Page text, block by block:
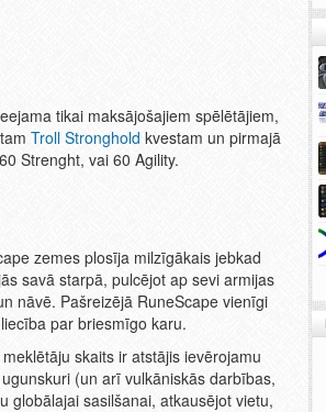
tikai maksājošajiem spēlētājiem,
Troll Stronghold kvestam un pirmajā
Strenght, vai 60 Agility.
zemes plosīja milzīgākais jebkad
savā starpā, pulcējot ap sevi armijas
nāvē. Pašreizējā RuneScape vienīgi
par briesmīgo karu.
skaits ir atstājis ievērojamu
(un arī vulkāniskās darbības,
globālajai sasilšanai, atkausējot vietu,